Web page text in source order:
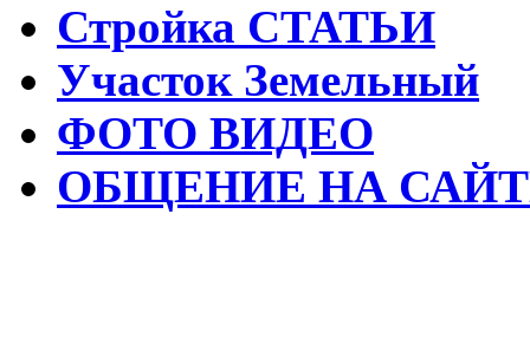
Стройка СТАТЬИ
Участок Земельный
ФОТО ВИДЕО
ОБЩЕНИЕ НА